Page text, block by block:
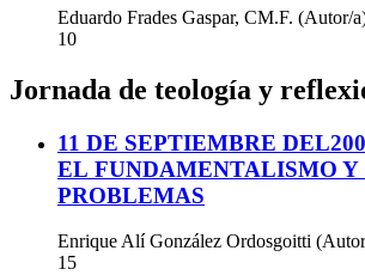
Eduardo Frades Gaspar, CM.F. (Autor/
10
Jornada de teología y
11 DE SEPTIEMBRE
EL FUNDAMENTALISMO Y
PROBLEMAS
Enrique Alí González Ordosgoitti
15